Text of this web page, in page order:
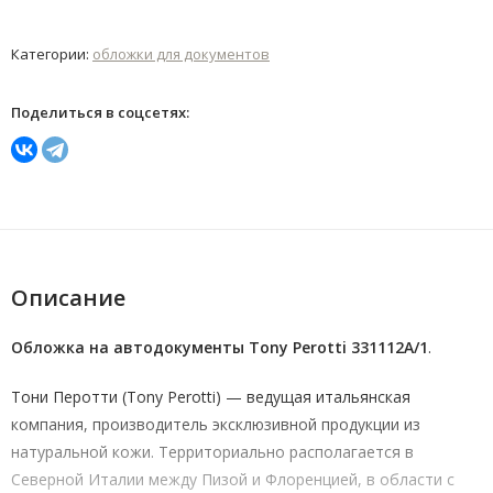
Категории: обложки для документов
Поделиться в соцсетях:
Описание
Обложка на автодокументы Tony Perotti 331112A/1.
Тони Перотти (Tony Perotti) — ведущая итальянская
компания, производитель эксклюзивной продукции из
натуральной кожи. Территориально располагается в
Северной Италии между Пизой и Флоренцией, в области с